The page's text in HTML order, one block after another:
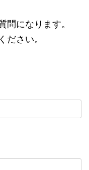
問になります。
ださい。